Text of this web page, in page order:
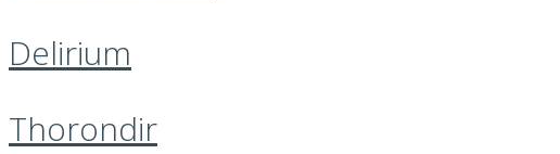
Delirium
Thorondir